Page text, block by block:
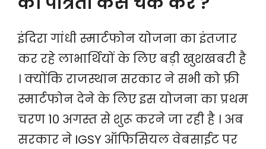
इंदिरा गांधी स्मार्टफोन योजना का इंतजार
कर रहे लाभार्थियों के लिए बड़ी खुशखबरी है
। क्योंकि राजस्थान सरकार ने सभी को फ्री
स्मार्टफोन देने के लिए इस योजना का प्रथम
चरण 10 अगस्त से शुरू करने जा रही है । अब
सरकार ने IGSY ऑफिसियल वेबसाईट पर